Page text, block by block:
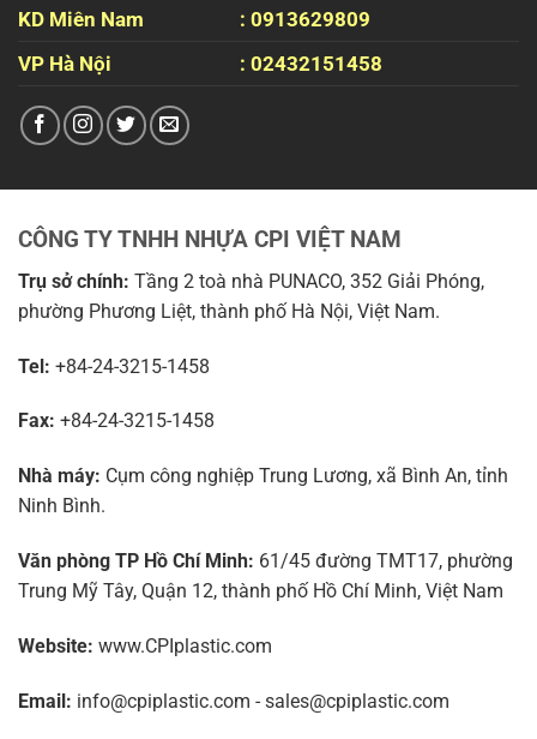
KD Miên Nam
: 0913629809
VP Hà Nội
: 02432151458
CÔNG TY TNHH NHỰA CPI VIỆT NAM
Trụ sở chính: Tầng 2 toà nhà PUNACO, 352 Giải Phóng,
phường Phương Liệt, thành phố Hà Nội, Việt Nam.
Tel: +84-24-3215-1458
Fax: +84-24-3215-1458
Nhà máy: Cụm công nghiệp Trung Lương, xã Bình An, tỉnh
Ninh Bình.
Văn phòng TP Hồ Chí Minh: 61/45 đường TMT17, phường
Trung Mỹ Tây, Quận 12, thành phố Hồ Chí Minh, Việt Nam
Website: www.CPIplastic.com
Email: info@cpiplastic.com - sales@cpiplastic.com